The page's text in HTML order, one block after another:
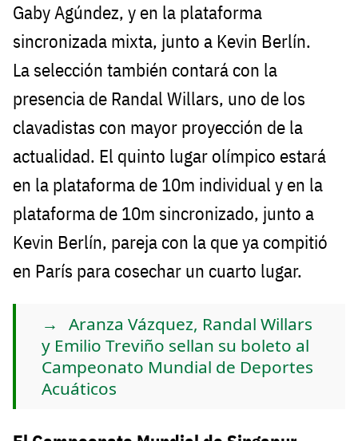
Gaby Agúndez, y en la plataforma
sincronizada mixta, junto a Kevin Berlín.
La selección también contará con la
presencia de Randal Willars, uno de los
clavadistas con mayor proyección de la
actualidad. El quinto lugar olímpico estará
en la plataforma de 10m individual y en la
plataforma de 10m sincronizado, junto a
Kevin Berlín, pareja con la que ya compitió
en París para cosechar un cuarto lugar.
Aranza Vázquez, Randal Willars
y Emilio Treviño sellan su boleto al
Campeonato Mundial de Deportes
Acuáticos